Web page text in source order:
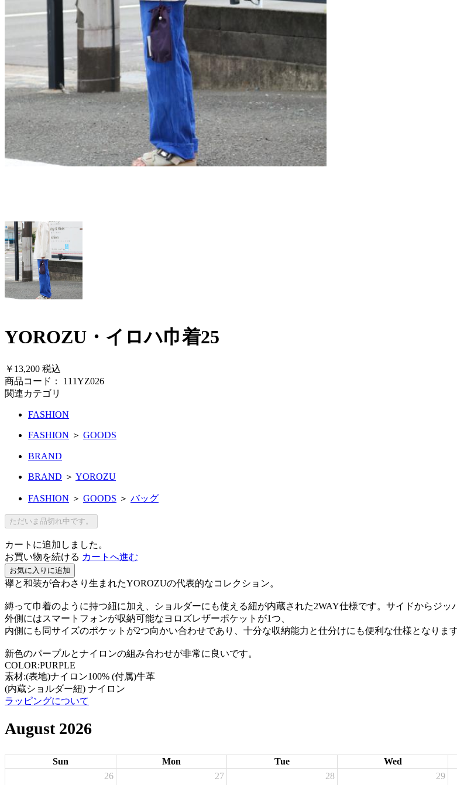
YOROZU・イロハ巾着25
￥13,200 税込
商品コード： 111YZ026
関連カテゴリ
FASHION
FASHION ＞ GOODS
BRAND
BRAND ＞ YOROZU
FASHION ＞ GOODS ＞ バッグ
ただいま品切れ中です。
カートに追加しました。
お買い物を続ける カートへ進む
お気に入りに追加
襷と和装が合わさり生まれたYOROZUの代表的なコレクション。
縛って巾着のように持つ紐に加え、ショルダーにも使える紐が内蔵された2WAY仕様です。サイドからジッ
外側にはスマートフォンが収納可能なヨロズレザーポケットが1つ、
内側にも同サイズのポケットが2つ向かい合わせであり、十分な収納能力と仕分けにも便利な仕様となります
新色のパープルとナイロンの組み合わせが非常に良いです。
COLOR:PURPLE
素材:(表地)ナイロン100% (付属)牛革
(内蔵ショルダー紐) ナイロン
ラッピングについて
August 2026
Sun Mon Tue Wed
26
27 28 29